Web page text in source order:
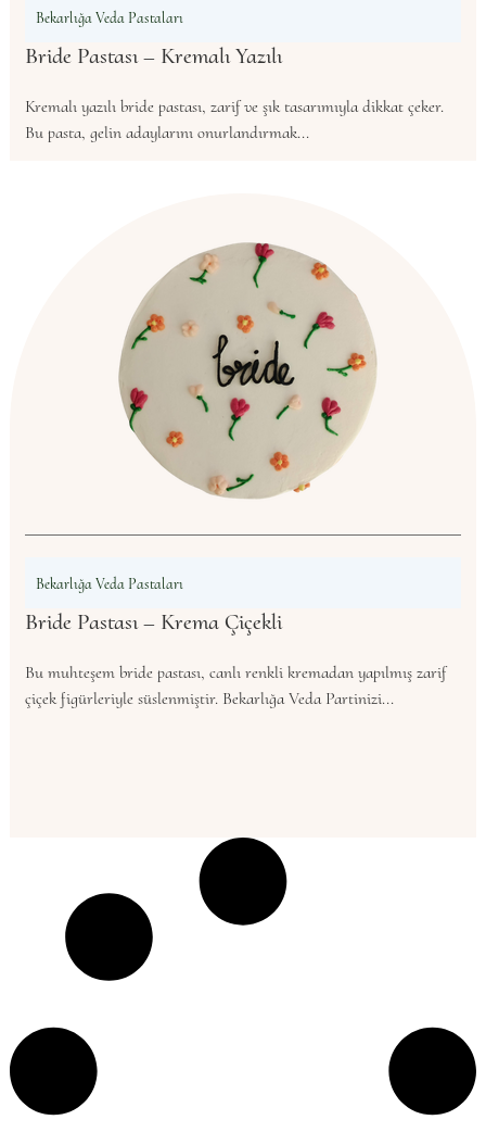
Bekarlığa Veda Pastaları
Bride Pastası – Kremalı Yazılı
Kremalı yazılı bride pastası, zarif ve şık tasarımıyla dikkat çeker.
Bu pasta, gelin adaylarını onurlandırmak...
Bekarlığa Veda Pastaları
Bride Pastası – Krema Çiçekli
Bu muhteşem bride pastası, canlı renkli kremadan yapılmış zarif
çiçek figürleriyle süslenmiştir. Bekarlığa Veda Partinizi...